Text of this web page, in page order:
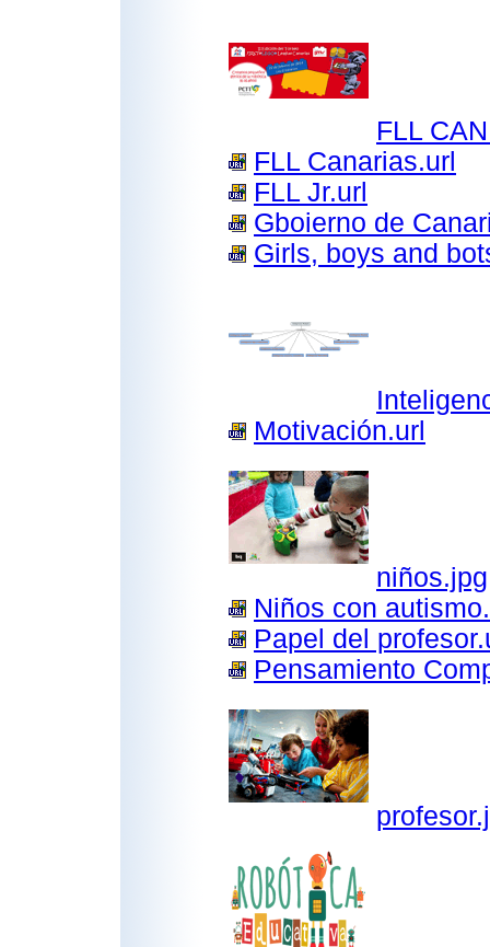
FLL
FLL Canarias.url
FLL Jr.url
Gboierno de
Girls, boys and
Motivación.url
niños.jpg
Niños con
Papel del
Pensamiento